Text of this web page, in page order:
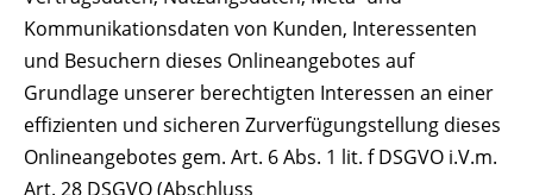
Kommunikationsdaten von Kunden, Interessenten
und Besuchern dieses Onlineangebotes auf
Grundlage unserer berechtigten Interessen an einer
effizienten und sicheren Zurverfügungstellung dieses
Onlineangebotes gem. Art. 6 Abs. 1 lit. f DSGVO i.V.m.
Art. 28 DSGVO (Abschluss